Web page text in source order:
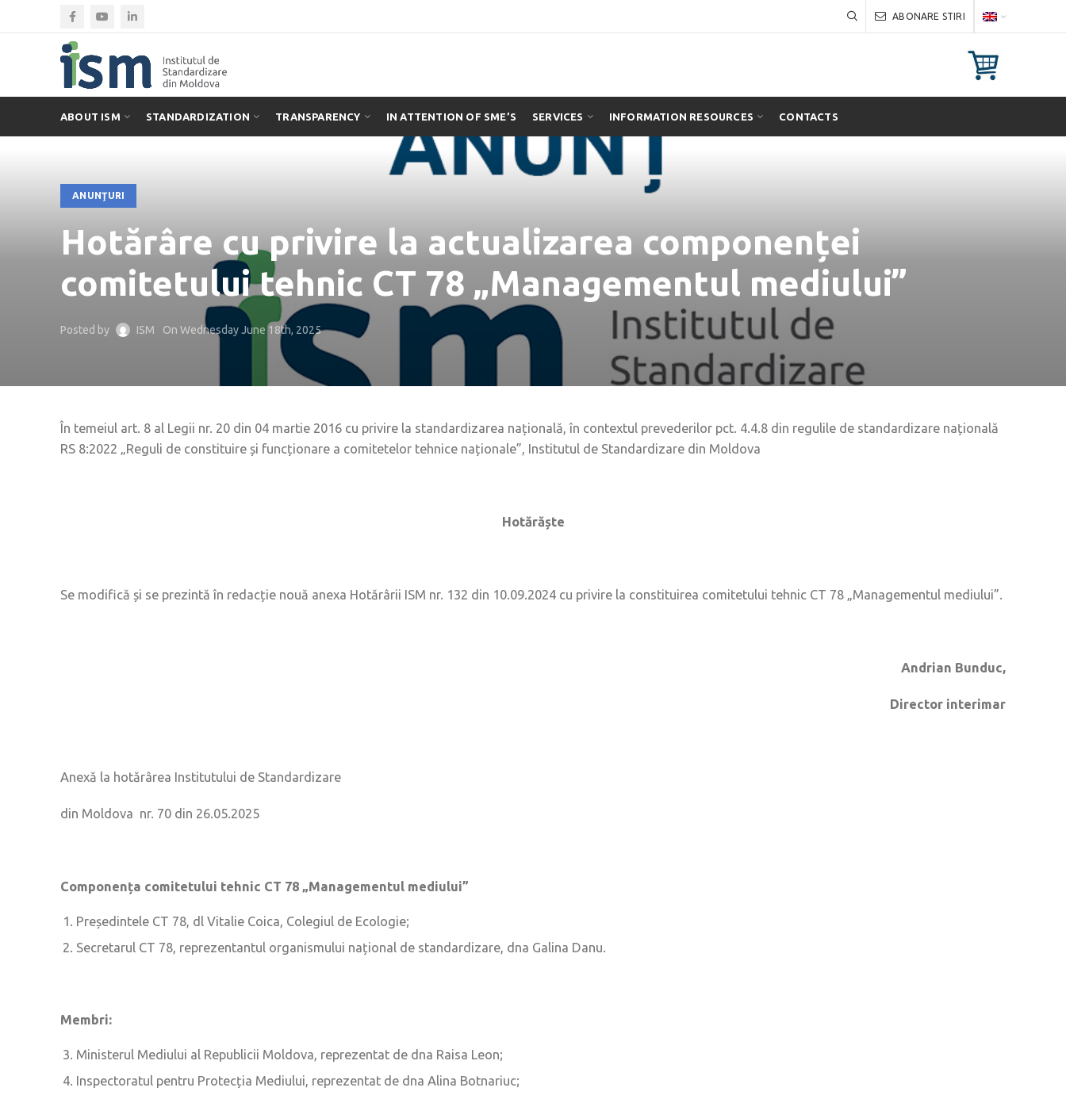
ABONARE STIRI
ABOUT ISM STANDARDIZATION TRANSPARENCY IN ATTENTION OF SME’S SERVICES INFORMATION RESOURCES CONTACTS
ANUNŢURI
Hotărâre cu privire la actualizarea componenței
comitetului tehnic CT 78 „Managementul mediului”
Posted by ISM On Wednesday June 18th, 2025
În temeiul art. 8 al Legii nr. 20 din 04 martie 2016 cu privire la standardizarea națională, în contextul prevederilor pct. 4.4.8 din regulile de standardizare națională
RS 8:2022 „Reguli de constituire și funcționare a comitetelor tehnice naționale”, Institutul de Standardizare din Moldova
Hotărăște
Se modifică și se prezintă în redacție nouă anexa Hotărârii ISM nr. 132 din 10.09.2024 cu privire la constituirea comitetului tehnic CT 78 „Managementul mediului”.
Andrian Bunduc,
Director interimar
Anexă la hotărârea Institutului de Standardizare
din Moldova nr. 70 din 26.05.2025
Componența comitetului tehnic CT 78 „Managementul mediului”
Președintele CT 78, dl Vitalie Coica, Colegiul de Ecologie;
Secretarul CT 78, reprezentantul organismului național de standardizare, dna Galina Danu.
Membri:
Ministerul Mediului al Republicii Moldova, reprezentat de dna Raisa Leon;
Inspectoratul pentru Protecția Mediului, reprezentat de dna Alina Botnariuc;